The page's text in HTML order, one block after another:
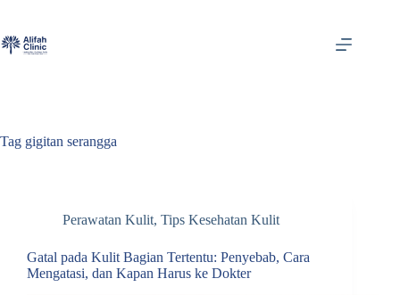
content
Tag gigitan serangga
Perawatan Kulit, Tips Kesehatan Kulit
Gatal pada Kulit Bagian Tertentu: Penyebab, Cara
Mengatasi, dan Kapan Harus ke Dokter